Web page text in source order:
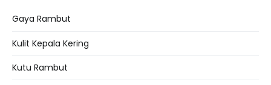
Gaya Rambut
Kulit Kepala Kering
Kutu Rambut